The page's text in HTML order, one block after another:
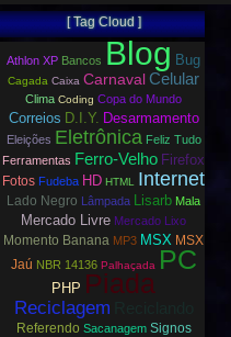
[ Tag Cloud ]
Athlon XP Bancos Blog Bug
Cagada Caixa CarnavalCelular
Clima Coding Copa do Mundo
Correios D.I.Y. Desarmamento
Eleições Eletrônica Feliz Tudo
Ferramentas Ferro-Velho Firefox
Fotos Fudeba HD HTML Internet
Lado Negro Lâmpada Lisarb Mala
Mercado Livre Mercado Lixo
Momento Banana MP3 MSX MSX
Jaú NBR 14136 Palhaçada PC
PHP Piada
Reciclagem
Referendo Sacanagem Signos